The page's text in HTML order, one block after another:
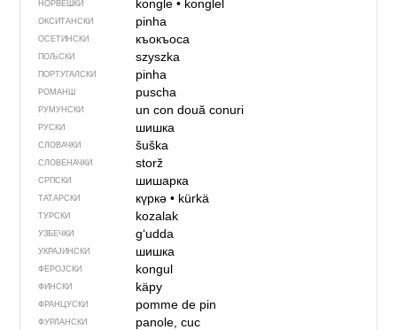
НОРВЕШКИ kongle• konglel
ОКСИТАНСКИ pinha
ОСЕТИНСКИ къокъоса
ПОЉСКИ szyszka
ПОРТУГАЛСКИ pinha
РОМАНШ puscha
РУМУНСКИ un condouă conuri
РУСКИ шишка
СЛОВАЧКИ šuška
СЛОВЕНАЧКИ storž
СРПСКИ шишарка
ТАТАРСКИ күркә• kürkä
ТУРСКИ kozalak
УЗБЕЧКИ g‘udda
УКРАЈИНСКИ шишка
ФЕРОЈСКИ kongul
ФИНСКИ käpy
ФРАНЦУСКИ pomme de pin
ФУРЛАНСКИ panole, cuc